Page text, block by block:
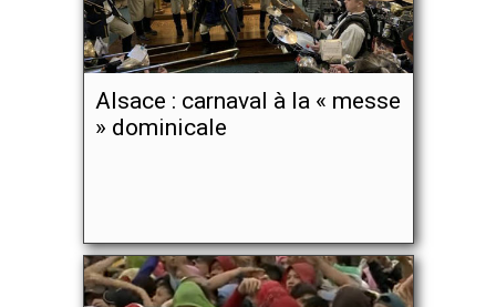
Alsace : carnaval à la « messe
» dominicale